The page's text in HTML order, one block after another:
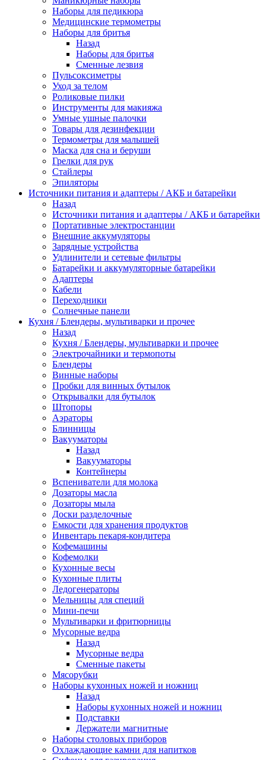
Наборы для педикюра
Медицинские термометры
Наборы для бритья
Назад
Наборы для бритья
Сменные лезвия
Пульсоксиметры
Уход за телом
Роликовые пилки
Инструменты для макияжа
Умные ушные палочки
Товары для дезинфекции
Термометры для малышей
Маска для сна и беруши
Грелки для рук
Стайлеры
Эпиляторы
Источники питания и адаптеры / АКБ и батарейки
Назад
Источники питания и адаптеры / АКБ и батарейки
Портативные электростанции
Внешние аккумуляторы
Зарядные устройства
Удлинители и сетевые фильтры
Батарейки и аккумуляторные батарейки
Адаптеры
Кабели
Переходники
Солнечные панели
Кухня / Блендеры, мультиварки и прочее
Назад
Кухня / Блендеры, мультиварки и прочее
Электрочайники и термопоты
Блендеры
Винные наборы
Пробки для винных бутылок
Открывалки для бутылок
Штопоры
Аэраторы
Блинницы
Вакууматоры
Назад
Вакууматоры
Контейнеры
Вспениватели для молока
Дозаторы масла
Дозаторы мыла
Доски разделочные
Емкости для хранения продуктов
Инвентарь пекаря-кондитера
Кофемашины
Кофемолки
Кухонные весы
Кухонные плиты
Ледогенераторы
Мельницы для специй
Мини-печи
Мультиварки и фритюрницы
Мусорные ведра
Назад
Мусорные ведра
Сменные пакеты
Мясорубки
Наборы кухонных ножей и ножниц
Назад
Наборы кухонных ножей и ножниц
Подставки
Держатели магнитные
Наборы столовых приборов
Охлаждающие камни для напитков